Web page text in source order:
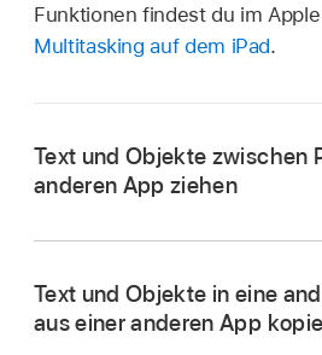
Funktionen findest du im
Multitasking auf dem iPad.
Text und Objekte zwischen
anderen App ziehen
Öffne die Datei, in die bzw.
kopieren willst, und
Text und Objekte in eine
aus einer anderen App